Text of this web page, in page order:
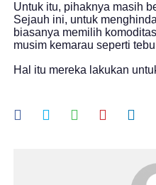
Untuk itu, pihaknya masih
Sejauh ini, untuk
biasanya memilih
musim kemarau seperti
Hal itu mereka lakukan